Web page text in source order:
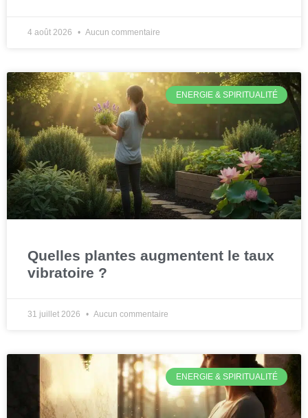
4 août 2026 Aucun commentaire
ENERGIE & SPIRITUALITÉ
Quelles plantes augmentent le taux
vibratoire ?
31 juillet 2026 Aucun commentaire
ENERGIE & SPIRITUALITÉ